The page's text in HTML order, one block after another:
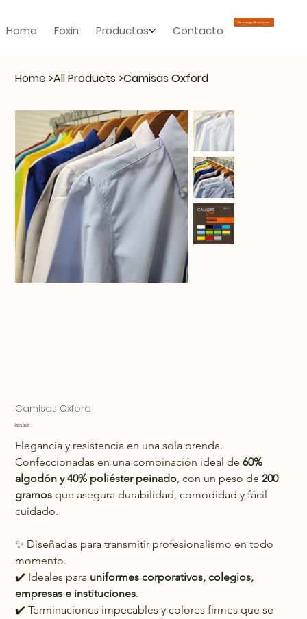
InnoTech Apps
Descargar Brochure
Home Foxin Productos Contacto
Home >All Products >Camisas Oxford
Camisas Oxford
Precio
RD$0.00
Elegancia y resistencia en una sola prenda.
Confeccionadas en una combinación ideal de 60%
algodón y 40% poliéster peinado, con un peso de 200
gramos que asegura durabilidad, comodidad y fácil
cuidado.
✨ Diseñadas para transmitir profesionalismo en todo
momento.
✔️ Ideales para uniformes corporativos, colegios,
empresas e instituciones.
✔️ Terminaciones impecables y colores firmes que se